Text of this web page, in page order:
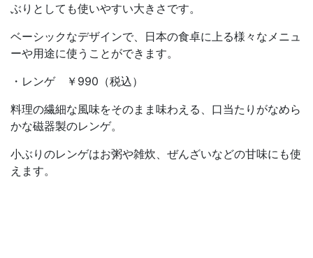
ぶりとしても使いやすい大きさです。
ベーシックなデザインで、日本の食卓に上る様々なメニュ
ーや用途に使うことができます。
・レンゲ ￥990（税込）
料理の繊細な風味をそのまま味わえる、口当たりがなめら
かな磁器製のレンゲ。
小ぶりのレンゲはお粥や雑炊、ぜんざいなどの甘味にも使
えます。